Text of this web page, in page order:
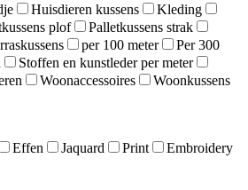
Huisdieren kussens
Kleding
plof
Palletkussens strak
per 100 meter
Per 300
Stoffen en kunstleder per meter
Woonaccessoires
Woonkussens
Effen Jaquard Print
Embroidery